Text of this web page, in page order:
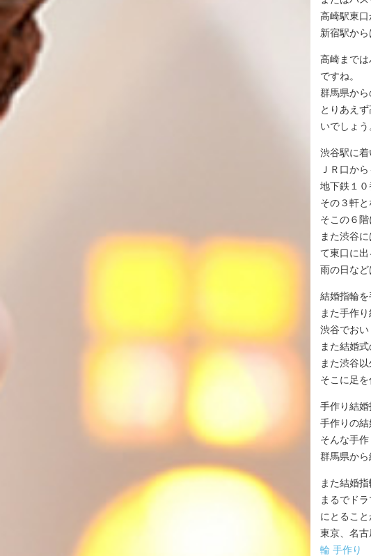
高崎駅東
新宿駅から
高崎まで
ですね。
群馬県から
とりあえ
いでしょう
渋谷駅に着
ＪＲ口か
地下鉄１０
その３軒
そこの６
また渋谷
て東口に出
雨の日など
結婚指輪
また手作
渋谷でおい
また結婚
また渋谷
そこに足を
手作り結婚
手作りの結
そんな手
群馬県から
また結婚
まるでド
にとること
東京、名
輪 手作り